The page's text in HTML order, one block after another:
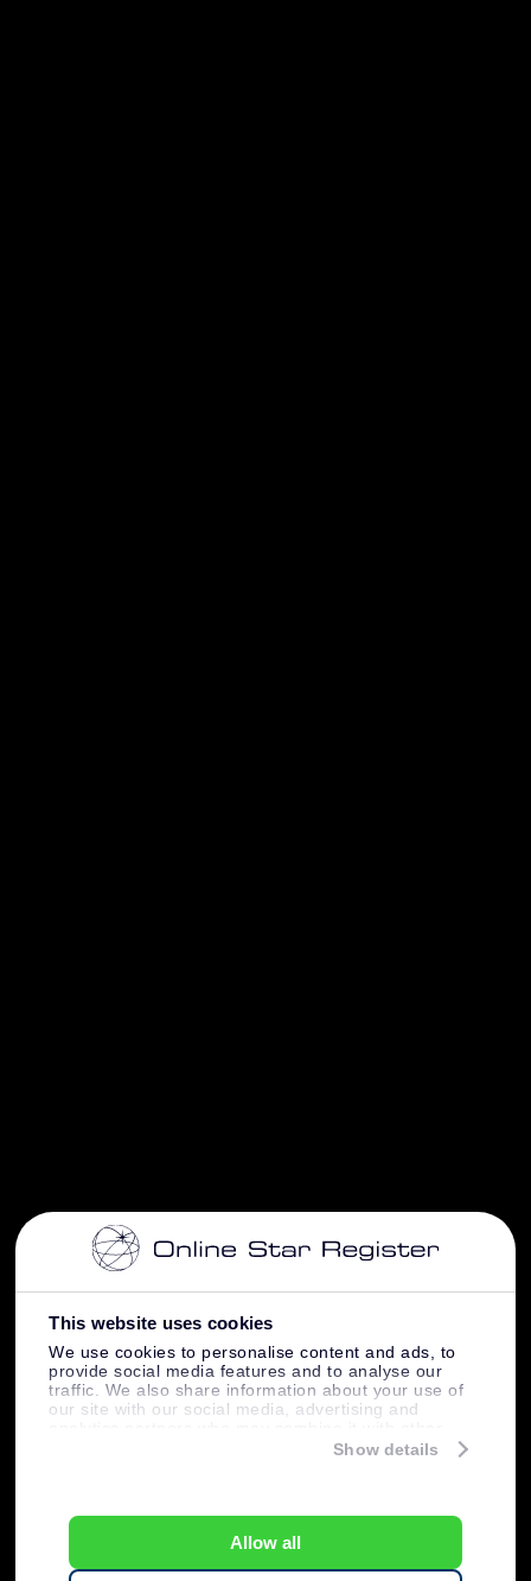
This website uses cookies
We use cookies to personalise content and ads, to
provide social media features and to analyse our
traffic. We also share information about your use of
our site with our social media, advertising and
information that you’ve provided to them or that
Show details
Allow all